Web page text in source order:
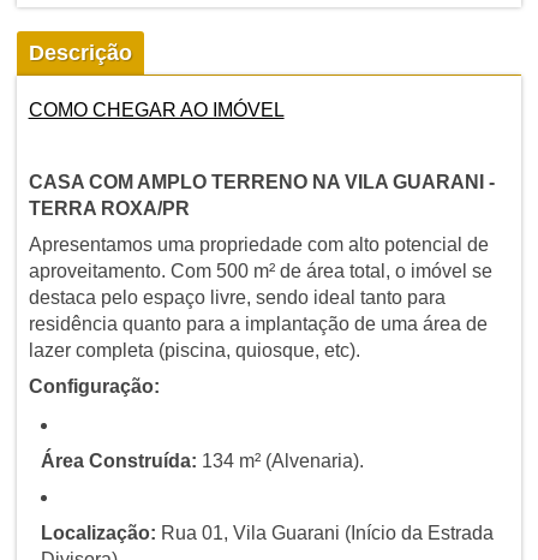
Descrição
COMO CHEGAR AO IMÓVEL
CASA COM AMPLO TERRENO NA VILA GUARANI -
TERRA ROXA/PR
Apresentamos uma propriedade com alto potencial de
aproveitamento. Com 500 m² de área total, o imóvel se
destaca pelo espaço livre, sendo ideal tanto para
residência quanto para a implantação de uma área de
lazer completa (piscina, quiosque, etc).
Configuração:
Área Construída: 134 m² (Alvenaria).
Localização: Rua 01, Vila Guarani (Início da Estrada